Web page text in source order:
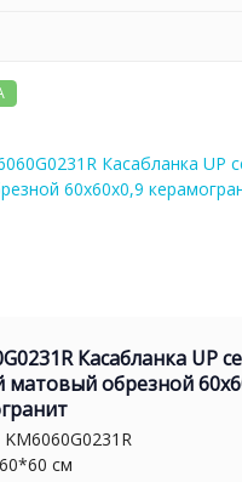
Касабланка UP
матовый обрезной
KM6060G0231R
см